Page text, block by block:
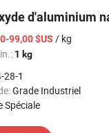
d'aluminium
99,00 $US / kg
1 kg
28-1
Grade Industriel
Spéciale